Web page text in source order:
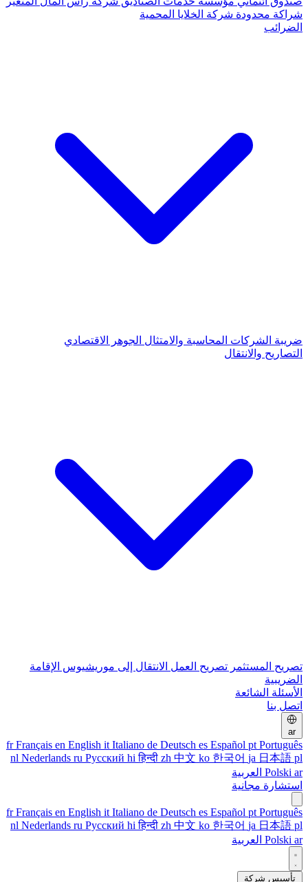
شراكة محدودة شركة الخلايا المحمية
الضرائب
ضريبة الشركات المحاسبة والامتثال الجوهر الاقتصادي
التصاريح والانتقال
تصريح المستثمر تصريح العمل الانتقال إلى موريشيوس الإقامة
الضريبية
الأسئلة الشائعة
اتصل بنا
ar
frFrançais en English it Italiano de Deutsch es Español pt Português
nl Nederlands ru Русский hi हिन्दी zh 中文 ko 한국어 ja 日本語 pl
Polski ar
العربية
استشارة مجانية
frFrançais en English it Italiano de Deutsch es Español pt Português
nl Nederlands ru Русский hi हिन्दी zh 中文 ko 한국어 ja 日本語 pl
Polski ar العربية
تأسيس شركة